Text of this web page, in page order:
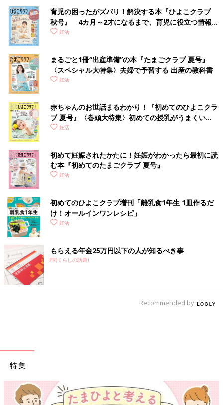
育児の困ったがズバリ！解決する本『ひよこクラブ
秋号』 4カ月～2才になるまで、育児に役立つ情報が
いっぱい！
妊活
まるごと1冊“出産準備”の本『たまごクラブ 夏号』
〈スペシャル大特集〉夫婦で予習する 出産の教科書
妊活
赤ちゃんのお世話まるわかり！『初めてのひよこクラ
ブ 夏号』〈巻頭大特集〉初めての授乳がうまくい
く！ おっぱい・ミルクの基本と夏のトラブル 解決テ
妊活
初めて妊娠されたかたに！妊娠がわかったら最初に読
む本『初めてのたまごクラブ 夏号』
妊活
初めてのひよこクラブ増刊「離乳食1年生 1皿作るだ
け！オールインワン​レシピ」
妊活
もらえる年金25万円以下の人が知るべき事
PR(くらしの話題)
Recommended by
特集